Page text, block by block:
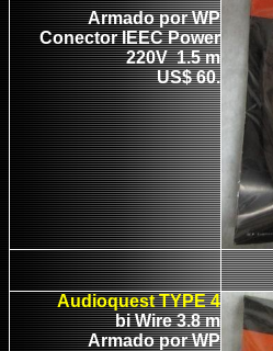
Armado por WP
Conector IEEC Power
220V 1.5 m
US$ 60.
Audioquest TYPE 4
bi Wire 3.8 m
Armado por WP